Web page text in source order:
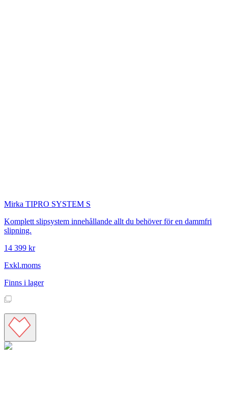
Mirka TIPRO SYSTEM S
Komplett slipsystem innehållande allt du behöver för en dammfri
slipning.
14 399 kr
Exkl.moms
Finns i lager